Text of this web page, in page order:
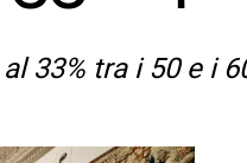
33% tra i 50 e i